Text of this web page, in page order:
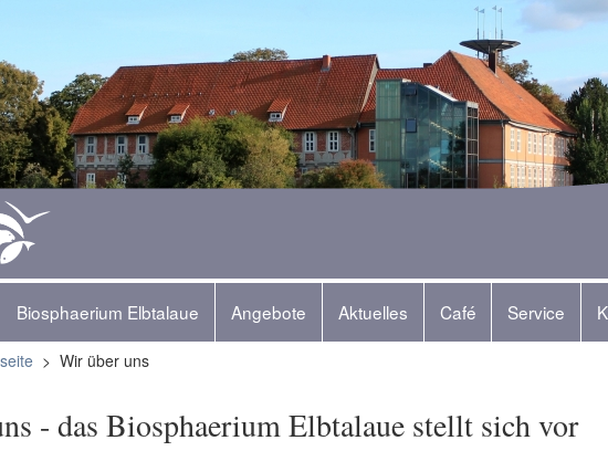
Biosphaerium Elbtalaue Angebote Aktuelles Café Service
> Wir über uns
- das Biosphaerium Elbtalaue stellt sich vor